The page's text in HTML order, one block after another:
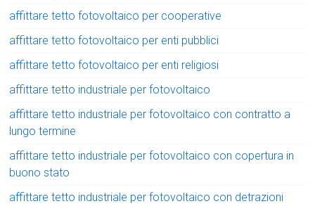
affittare tetto fotovoltaico per cooperative
affittare tetto fotovoltaico per enti pubblici
affittare tetto fotovoltaico per enti religiosi
affittare tetto industriale per fotovoltaico
affittare tetto industriale per fotovoltaico con contratto a
lungo termine
affittare tetto industriale per fotovoltaico con copertura in
buono stato
affittare tetto industriale per fotovoltaico con detrazioni